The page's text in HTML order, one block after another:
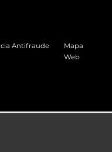
Antifraude
Mapa
Web